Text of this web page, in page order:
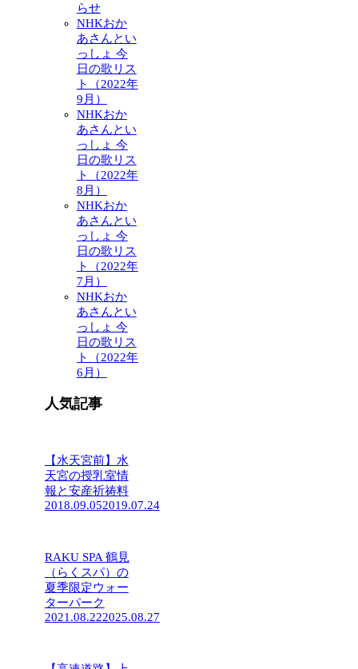
らせ
NHKおか
あさんとい
っしょ 今
日の歌リス
ト（2022年
9月）
NHKおか
あさんとい
っしょ 今
日の歌リス
ト（2022年
8月）
NHKおか
あさんとい
っしょ 今
日の歌リス
ト（2022年
7月）
NHKおか
あさんとい
っしょ 今
日の歌リス
ト（2022年
6月）
人気記事
【水天宮前】水
天宮の授乳室情
報と安産祈祷料
2018.09.052019.07.24
RAKU SPA 鶴見
（らくスパ）の
夏季限定ウォー
ターパーク
2021.08.222025.08.27